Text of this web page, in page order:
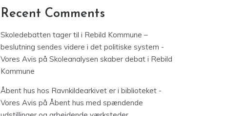
Recent Comments
Skoledebatten tager til i Rebild Kommune –
beslutning sendes videre i det politiske system -
Vores Avis på Skoleanalysen skaber debat i Rebild
Kommune
Åbent hus hos Ravnkildearkivet er i biblioteket -
Vores Avis på Åbent hus med spændende